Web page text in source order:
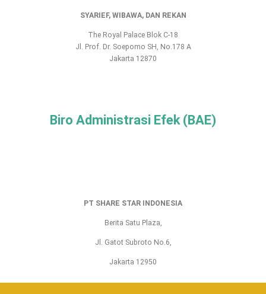
SYARIEF, WIBAWA, DAN REKAN
The Royal Palace Blok C-18
Jl. Prof. Dr. Soepomo SH, No.178 A
Jakarta 12870
Biro Administrasi Efek (BAE)
PT SHARE STAR INDONESIA
Berita Satu Plaza,
Jl. Gatot Subroto No.6,
Jakarta 12950